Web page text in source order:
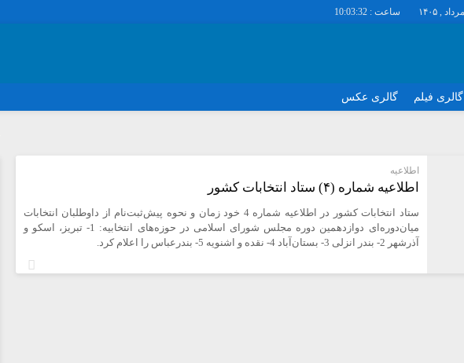
ساعت : 10:03:32
گالری فیلم گالری عکس
گالری عکس
سبد خريد
برگه دو ستونه
گروه فرهنگ
اطلاعیه
اطلاعیه شماره (۴) ستاد انتخابات کشور
ستاد انتخابات کشور در اطلاعیه شماره 4 خود زمان و نحوه پیش‌ثبت‌نام از داوطلبان انتخابات
میان‌دوره‌ای دوازدهمین دوره مجلس شورای اسلامی در حوزه‌های انتخابیه: 1- تبریز، اسکو و
آذرشهر 2- بندر انزلی 3- بستان‌آباد 4- نقده و اشنویه 5- بندرعباس را اعلام کرد.